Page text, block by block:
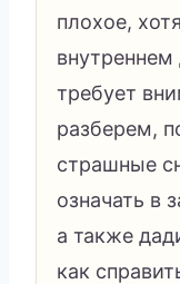
плохое,
требует
разберем,
страшные
означать в
а также
как